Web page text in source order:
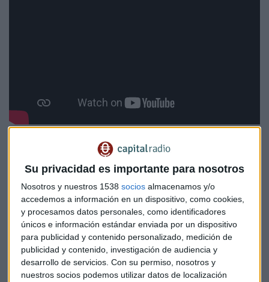
Su privacidad es importante para nosotros
Nosotros y nuestros 1538 socios almacenamos y/o
accedemos a información en un dispositivo, como cookies,
y procesamos datos personales, como identificadores
únicos e información estándar enviada por un dispositivo
para publicidad y contenido personalizado, medición de
publicidad y contenido, investigación de audiencia y
desarrollo de servicios. Con su permiso, nosotros y
nuestros socios podemos utilizar datos de localización
Un diagnóstico preocupante: España
suspende en educación financiera
Ambos expertos coincidieron en otorgar un "aprobado
raspado" a España en materia de educación financiera.
Torres explicó que "si nos comparamos con otros países
estamos un poquito por debajo de la media", aunque matizó
que los estudios revelan una problemática más profunda
"Hay una brecha muy grande entre aquellas personas que
tienen unas altas capacidades en términos financieros".